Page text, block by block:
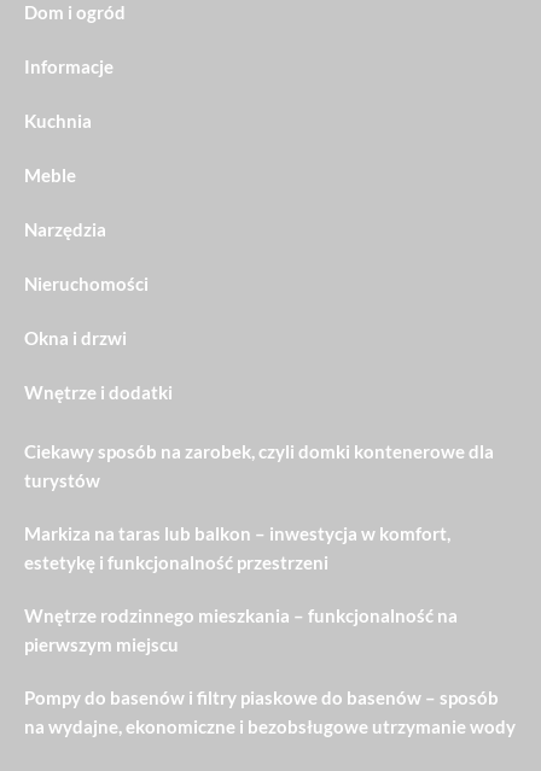
Dom i ogród
Informacje
Kuchnia
Meble
Narzędzia
Nieruchomości
Okna i drzwi
Wnętrze i dodatki
Ciekawy sposób na zarobek, czyli domki kontenerowe dla
turystów
Markiza na taras lub balkon – inwestycja w komfort,
estetykę i funkcjonalność przestrzeni
Wnętrze rodzinnego mieszkania – funkcjonalność na
pierwszym miejscu
Pompy do basenów i filtry piaskowe do basenów – sposób
na wydajne, ekonomiczne i bezobsługowe utrzymanie wody